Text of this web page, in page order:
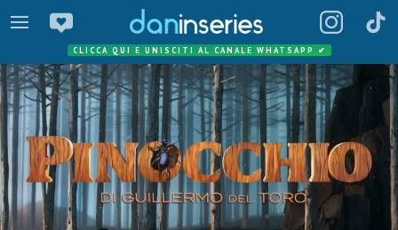
CLICCA QUI E UNISCITI AL CANALE WHATSAPP ✔